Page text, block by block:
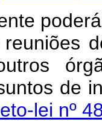
lei nº